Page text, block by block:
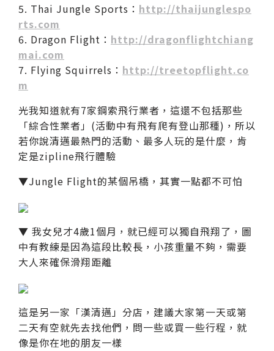
5. Thai Jungle Sports： http://thaijunglespo
rts.com
6. Dragon Flight： http://dragonflightchiang
mai.com
7. Flying Squirrels： http://treetopflight.co
m
光我知道就有7家鋼索飛行業者，這還不包括那些
「綜合性業者」(活動中有飛有爬有登山那種)，所以
若你說清邁最熱門的活動、最多人玩的是什麼，肯
定是zipline飛行體驗
▼Jungle Flight的某個吊橋，其實一點都不可怕
▼ 我女兒才4歲1個月，就已經可以獨自飛翔了，圖
中有教練是因為這段比較長，小孩重量不夠，需要
大人來確保滑翔距離
這是另一家「漢清邁」分店，建議大家第一天或第
二天有空就先去找他們，問一些或買一些行程，就
像是你在地的朋友一樣